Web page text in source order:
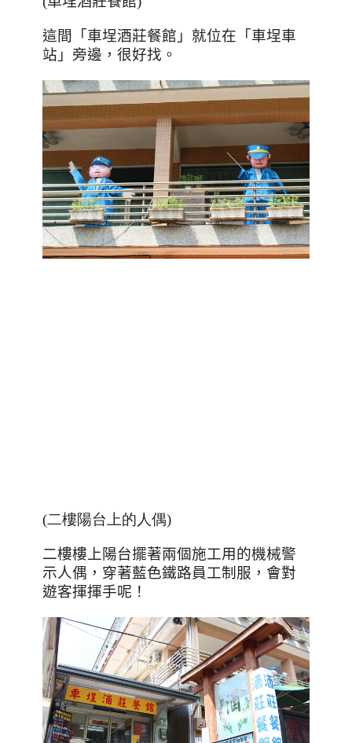
這間 「 車埕酒莊餐館 」就位在「 車埕車
站 」 旁邊，很好找。
(二樓陽台上的人偶)
二樓樓上陽台擺著兩個施工用的機械警
示人偶，穿著藍色鐵路員工制服，會對
遊客揮揮手呢！